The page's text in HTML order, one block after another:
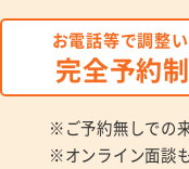
お電話等で調整
完全予約
※ご予約無しでの
※オンライン面談